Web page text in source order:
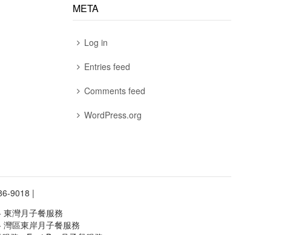
META
Log in
Entries feed
Comments feed
WordPress.org
9018 |
灣月子餐服務
區東岸月子餐服務